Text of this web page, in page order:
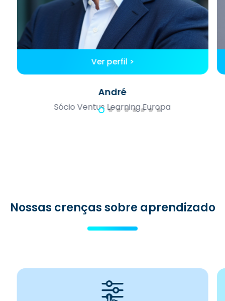
Ver perfil >
André
Sócio Ventus Learning Europa
Nossas crenças sobre aprendizado